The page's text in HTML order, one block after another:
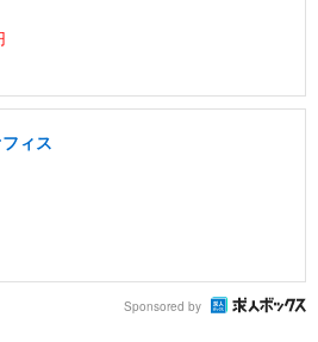
ィス
Sponsored by